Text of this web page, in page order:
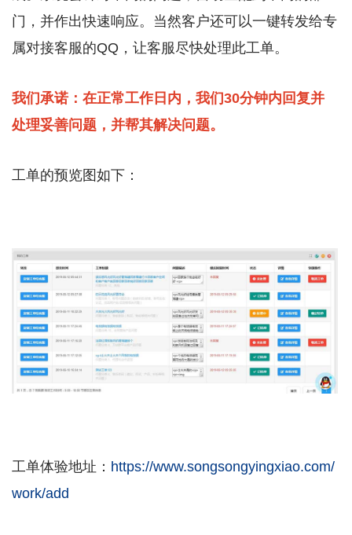
门，并作出快速响应。当然客户还可以一键转发给专
属对接客服的QQ，让客服尽快处理此工单。
我们承诺：在正常工作日内，我们30分钟内回复并
处理妥善问题，并帮其解决问题。
工单的预览图如下：
工单体验地址： https://www.songsongyingxiao.com/
work/add